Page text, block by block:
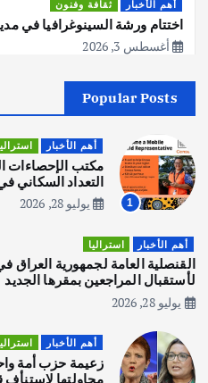
أهم الأخبار ثقافة وفنون
اختتام ورشة السينوغرافيا في
أغسطس 3, 2026
2
اصبح بطلاً
يوليو 30, 2026
3
يوليو 30, 2026
المقبل
Popular Posts
1
أهم الأخبار
التعداد السكاني في11 من الشهر
يوليو 28, 2026
أهم الأخبار استراليا
القنصلية العامة لجمهورية
لأستقبال المراجعين بمقرها الجديد
يوليو 28, 2026
أهم الأخبار
زعيمة حزب أمة
محاولتها لاستنأف